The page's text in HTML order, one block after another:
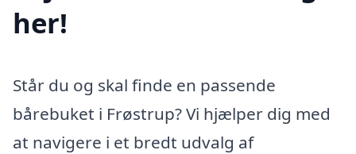
her!
Står du og skal finde en passende
bårebuket i Frøstrup? Vi hjælper dig med
at navigere i et bredt udvalg af